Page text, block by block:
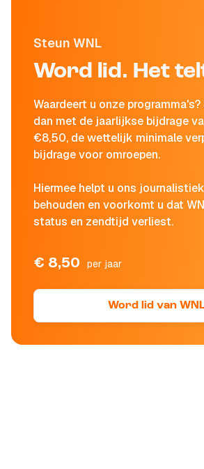
Steun WNL
Word lid. Het
Waardeert u onze programma's?
dan met de jaarlijkse bijdrage
€8,50, de wettelijk minimale
bijdrage voor omroepen.
Hiermee helpt u ons
behouden en voorkomt u dat
status en zendtijd verliest.
€ 8,50 per jaar
Word lid van WNL